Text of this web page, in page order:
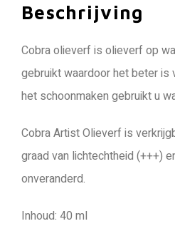
Beschrijving
Cobra olieverf is olieverf op
gebruikt waardoor het beter is
het schoonmaken gebruikt u
Cobra Artist Olieverf is
graad van lichtechtheid (+++)
onveranderd.
Inhoud: 40 ml